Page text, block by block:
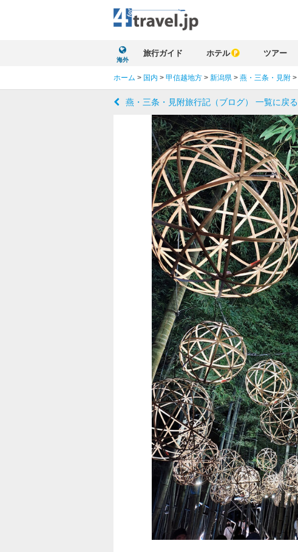
海外
旅行ガイド ホテル ツアー
ホーム > 国内 > 甲信越地方 > 新潟県 > 燕・三条・見附 >
燕・三条・見附旅行記（ブログ） 一覧に戻る